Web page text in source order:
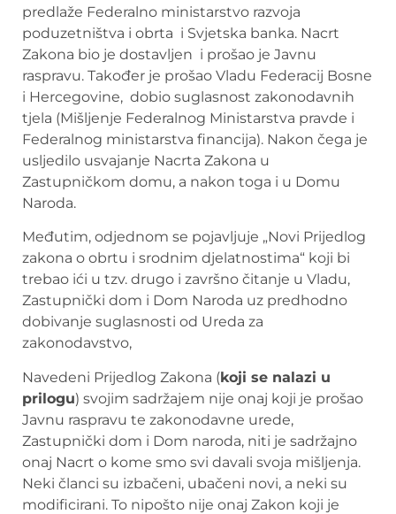
predlaže Federalno ministarstvo razvoja
poduzetništva i obrta i Svjetska banka. Nacrt
Zakona bio je dostavljen i prošao je Javnu
raspravu. Također je prošao Vladu Federacij Bosne
i Hercegovine, dobio suglasnost zakonodavnih
tjela (Mišljenje Federalnog Ministarstva pravde i
Federalnog ministarstva financija). Nakon čega je
usljedilo usvajanje Nacrta Zakona u
Zastupničkom domu, a nakon toga i u Domu
Naroda.
Međutim, odjednom se pojavljuje „Novi Prijedlog
zakona o obrtu i srodnim djelatnostima“ koji bi
trebao ići u tzv. drugo i završno čitanje u Vladu,
Zastupnički dom i Dom Naroda uz predhodno
dobivanje suglasnosti od Ureda za
zakonodavstvo,
Navedeni Prijedlog Zakona (koji se nalazi u
prilogu) svojim sadržajem nije onaj koji je prošao
Javnu raspravu te zakonodavne urede,
Zastupnički dom i Dom naroda, niti je sadržajno
onaj Nacrt o kome smo svi davali svoja mišljenja.
Neki članci su izbačeni, ubačeni novi, a neki su
modificirani. To nipošto nije onaj Zakon koji je